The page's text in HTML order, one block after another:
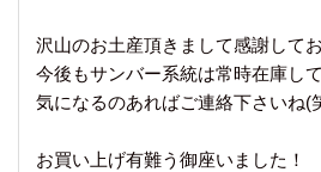
沢山のお土産頂きまして感謝してお
今後もサンバー系統は常時在庫し
気になるのあればご連絡下さいね(
お買い上げ有難う御座いました！